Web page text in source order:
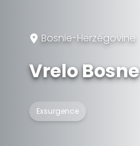
Bosnie-Herzégovine
Vrelo Bosne
Exsurgence